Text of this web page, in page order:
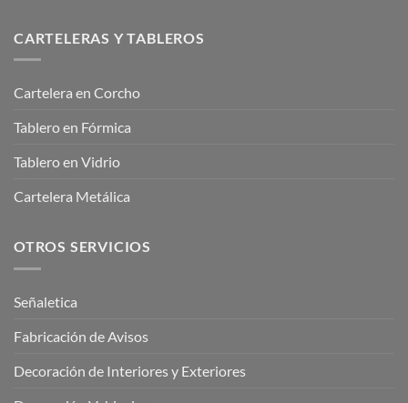
CARTELERAS Y TABLEROS
Cartelera en Corcho
Tablero en Fórmica
Tablero en Vidrio
Cartelera Metálica
OTROS SERVICIOS
Señaletica
Fabricación de Avisos
Decoración de Interiores y Exteriores